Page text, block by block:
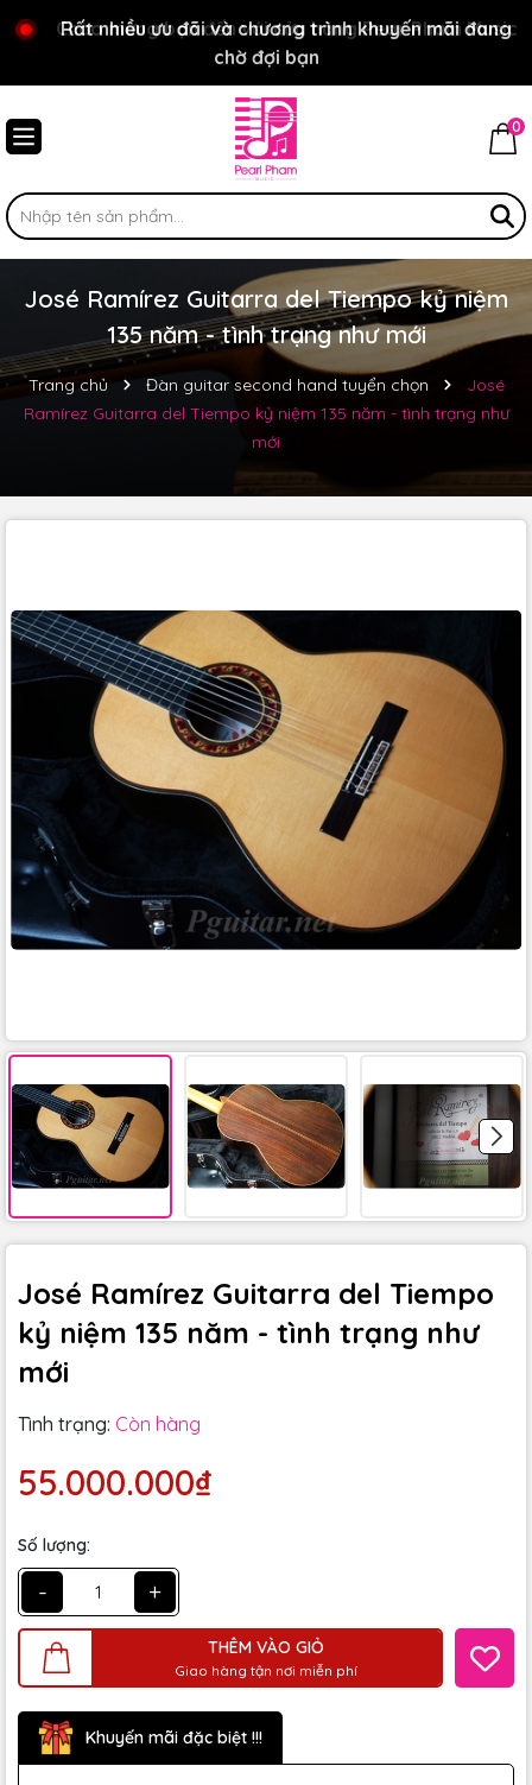
Chào mừng bạn đến với cửa hàng Pear Pham Music
Rất nhiều ưu đãi và chương trình khuyến mãi đang
chờ đợi bạn
0
José Ramírez Guitarra del Tiempo kỷ niệm
135 năm - tình trạng như mới
Trang chủ Đàn guitar second hand tuyển chọn
José
Ramírez Guitarra del Tiempo kỷ niệm 135 năm - tình trạng như
mới
José Ramírez Guitarra del Tiempo
kỷ niệm 135 năm - tình trạng như
mới
Tình trạng: Còn hàng
55.000.000₫
Số lượng:
- +
THÊM VÀO GIỎ
Giao hàng tận nơi miễn phí
Khuyến mãi đặc biệt !!!